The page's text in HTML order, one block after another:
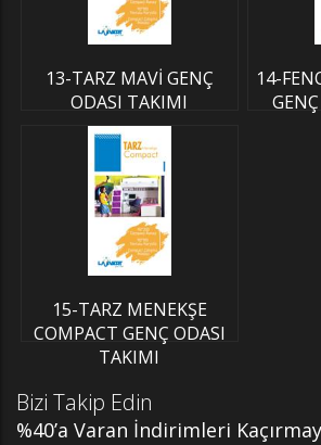
13-TARZ MAVİ GENÇ
ODASI TAKIMI
14-
15-TARZ MENEKŞE
COMPACT GENÇ ODASI
TAKIMI
Bizi Takip Edin
%40’a Varan İndirimleri